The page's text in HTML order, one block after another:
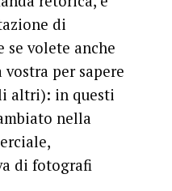
di
se volete anche
per sapere
altri): in questi
nella
di fotografi